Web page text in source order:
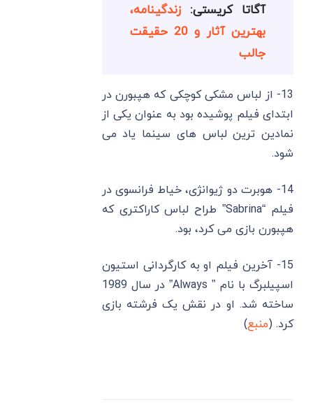
آگاتا کریستی:زندگینامه،
بهترین آثار و 20 حقیقت
جالب
13- از لباس مشکی کوچکی که هپبورن در
ابتدای فیلم پوشیده بود به عنوان یکی از
نمادین ‌ترین لباس ‌های سینما یاد می
‌شود.
14- هوبرت دو ژیوانژی، خیاط فرانسوی در
فیلم “Sabrina” طراح لباس کاراکتری که
هپبورن بازی می ‌کرد، بود.
15- آخرین فیلم او به کارگردانی استیون
اسپیلبرگ با نام ” Always” در سال 1989
ساخته شد. او در نقش یک فرشته بازی
کرد. (منبع)